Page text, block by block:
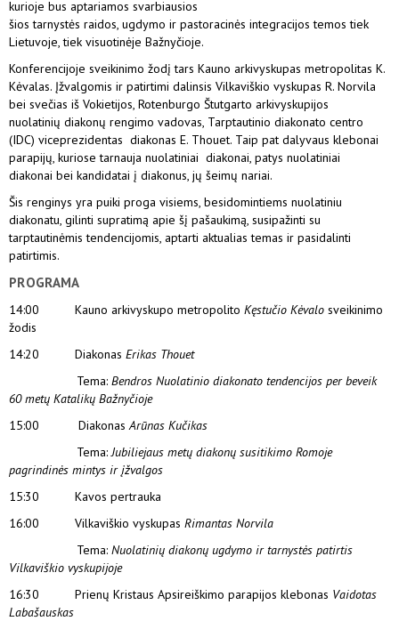
kurioje bus aptariamos svarbiausios
šios tarnystės raidos, ugdymo ir pastoracinės integracijos temos tiek
Lietuvoje, tiek visuotinėje Bažnyčioje.
Konferencijoje sveikinimo žodį tars Kauno arkivyskupas metropolitas K.
Kėvalas. Įžvalgomis ir patirtimi dalinsis Vilkaviškio vyskupas R. Norvila
bei svečias iš Vokietijos, Rotenburgo Štutgarto arkivyskupijos
nuolatinių diakonų rengimo vadovas, Tarptautinio diakonato centro
(IDC) viceprezidentas diakonas E. Thouet. Taip pat dalyvaus klebonai
parapijų, kuriose tarnauja nuolatiniai diakonai, patys nuolatiniai
diakonai bei kandidatai į diakonus, jų šeimų nariai.
Šis renginys yra puiki proga visiems, besidomintiems nuolatiniu
diakonatu, gilinti supratimą apie šį pašaukimą, susipažinti su
tarptautinėmis tendencijomis, aptarti aktualias temas ir pasidalinti
patirtimis.
PROGRAMA
14:00 Kauno arkivyskupo metropolito Kęstučio Kėvalo sveikinimo
žodis
14:20 Diakonas Erikas Thouet
Tema: Bendros Nuolatinio diakonato tendencijos per beveik
60 metų Katalikų Bažnyčioje
15:00 DiakonasArūnas Kučikas
Tema:Jubiliejaus metų diakonų susitikimo Romoje
pagrindinės mintys ir įžvalgos
15:30 Kavos pertrauka
16:00 Vilkaviškio vyskupas Rimantas Norvila
Tema: Nuolatinių diakonų ugdymo ir tarnystės patirtis
Vilkaviškio vyskupijoje
16:30 Prienų Kristaus Apsireiškimo parapijos klebonas Vaidotas
Labašauskas